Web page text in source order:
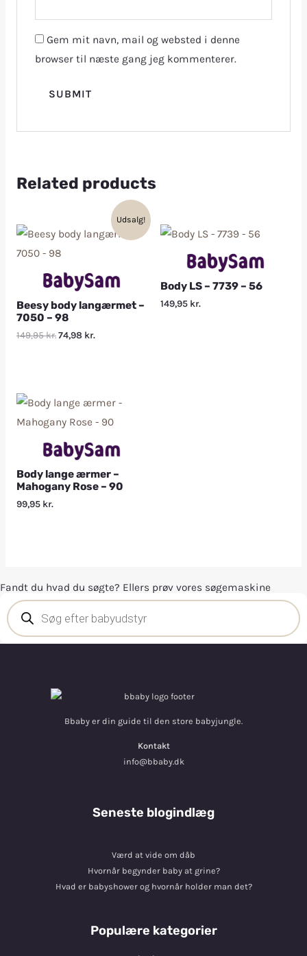
Gem mit navn, mail og websted i denne
browser til næste gang jeg kommenterer.
Related products
Udsalg!
Beesy body langærmet –
7050 – 98
149,95kr.74,98 kr.
Body LS – 7739 – 56
149,95 kr.
Body lange ærmer –
Mahogany Rose – 90
99,95 kr.
Fandt du hvad du søgte? Ellers prøv vores søgemaskine
Bbaby er din guide til den store babyjungle.
Kontakt
info@bbaby.dk
Seneste blogindlæg
Værd at vide om dåb
Hvornår begynder baby at grine?
Hvad er babyshower og hvornår holder man det?
Populære kategorier